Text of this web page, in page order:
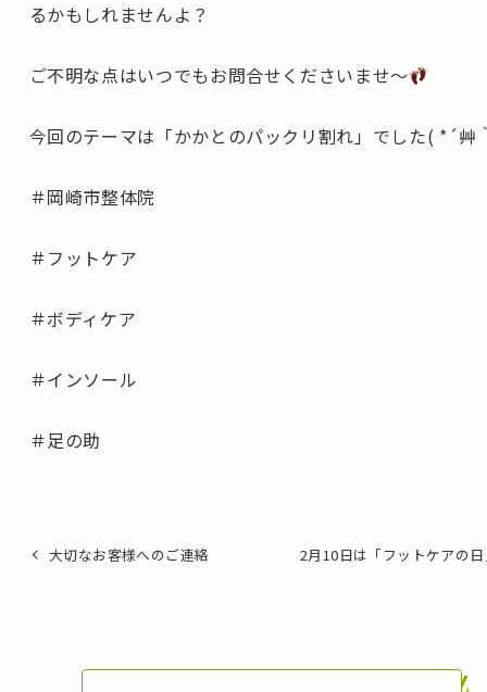
るかもしれませんよ？
ご不明な点はいつでもお問合せくださいませ～
今回のテーマは「かかとのパックリ割れ」でした( *´艸
＃岡崎市整体院
＃フットケア
＃ボディケア
＃インソール
＃足の助
大切なお客様へのご連絡 2月10日は「フットケアの